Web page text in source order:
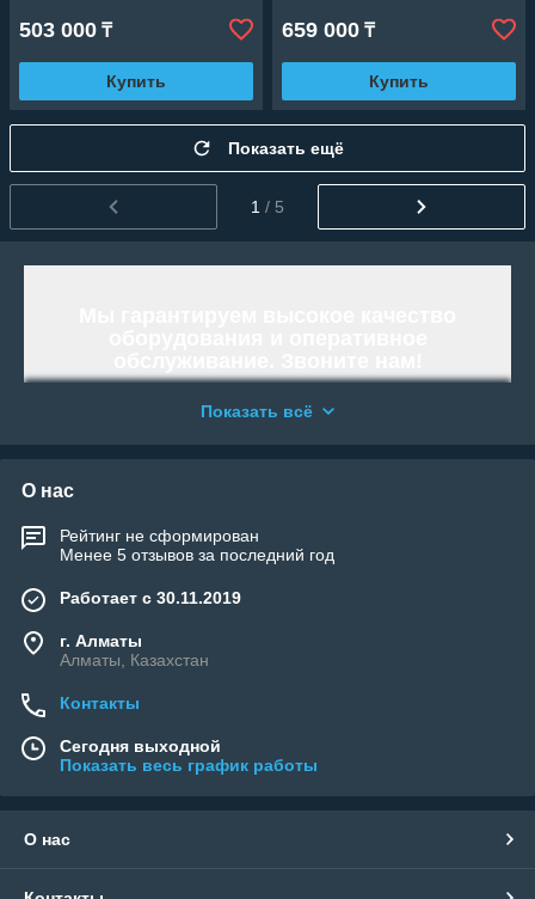
503 000 ₸
Купить
659 000 ₸
Купить
Показать ещё
1 / 5
по всей территории Республики
Показать всё
О нас
Рейтинг не сформирован
Менее 5 отзывов за последний год
Работает с 30.11.2019
г. Алматы
Алматы, Казахстан
Контакты
Сегодня выходной
Показать весь график работы
О нас